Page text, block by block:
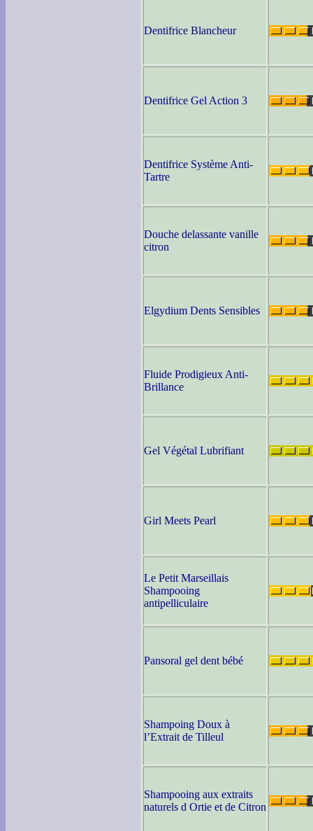
Dentifrice Blancheur
Dentifrice Gel Action 3
Dentifrice Système Anti-
Tartre
Douche delassante vanille
citron
Elgydium Dents Sensibles
Fluide Prodigieux Anti-
Brillance
Gel Végétal Lubrifiant
Girl Meets Pearl
Le Petit Marseillais
Shampooing
antipelliculaire
Pansoral gel dent bébé
Shampoing Doux à
l’Extrait de Tilleul
Shampooing aux extraits
naturels d Ortie et de Citron